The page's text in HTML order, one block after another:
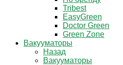
Tribest
EasyGreen
Doctor Green
Green Zone
Вакууматоры
Назад
Вакууматоры